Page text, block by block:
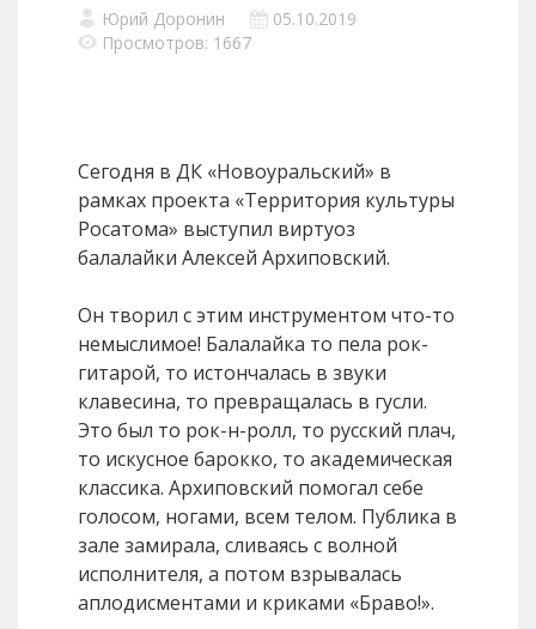
Юрий Доронин
05.10.2019
Просмотров: 1667
Сегодня в ДК «Новоуральский» в
рамках проекта «Территория культуры
Росатома» выступил виртуоз
балалайки Алексей Архиповский.
Он творил с этим инструментом что-то
немыслимое! Балалайка то пела рок-
гитарой, то истончалась в звуки
клавесина, то превращалась в гусли.
Это был то рок-н-ролл, то русский плач,
то искусное барокко, то академическая
классика. Архиповский помогал себе
голосом, ногами, всем телом. Публика в
зале замирала, сливаясь с волной
исполнителя, а потом взрывалась
аплодисментами и криками «Браво!».